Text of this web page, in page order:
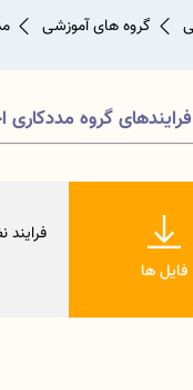
گروه های آموزشی
گروه مددکاری
فایل ها
فرایند